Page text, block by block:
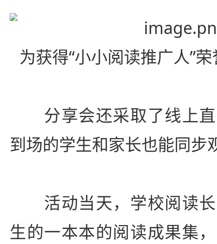
为获得“小小阅读推广人”
分享会还采取了线上
到场的学生和家长也能同步
活动当天，学校阅读
生的一本本的阅读成果集